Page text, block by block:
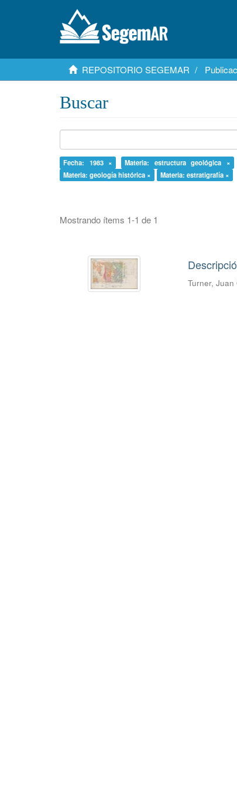
REPOSITORIO SEGEMAR
Buscar
Fecha: 1983 × Materia: estructura geológica ×
Materia: geología histórica ×
Materia: estratigrafía ×
Mostrando ítems 1-1 de 1
Turner,